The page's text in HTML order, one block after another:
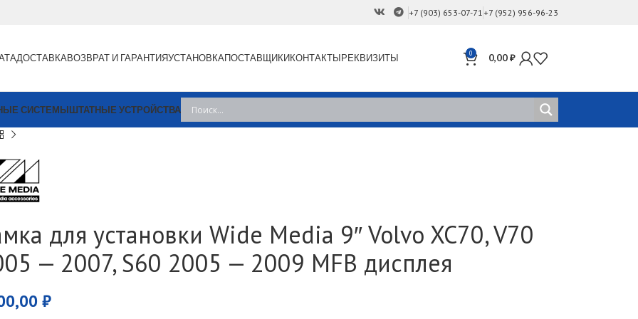
+7 (903) 653-07-71 +7 (952) 956-96-23
ДОСТАВКАВОЗВРАТ И ГАРАНТИЯУСТАНОВКАПОСТАВЩИКИКОНТАКТЫРЕКВИЗИТЫ 0 0,00₽
СИСТЕМЫШТАТНЫЕ УСТРОЙСТВА
для установки Wide Media 9″ Volvo XC70, V70
— 2007, S60 2005 — 2009 MFB дисплея
₽